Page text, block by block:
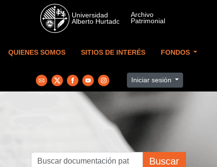
Skip to main content
QUIENES SOMOS SITIOS DE INTERÉS FONDOS
Iniciar sesión
Buscar